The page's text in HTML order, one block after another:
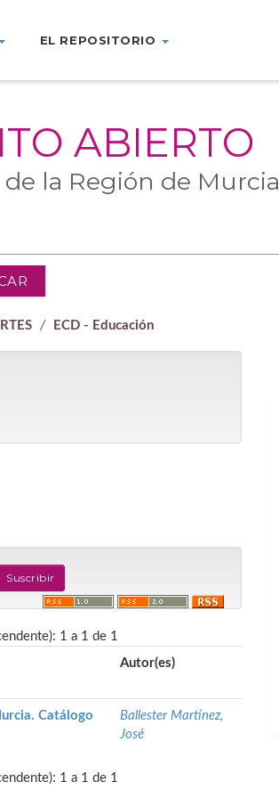
EL REPOSITORIO
ABIERTO
la Región de Murcia
ECD - Educación
1 a 1 de 1
Autor(es)
Catálogo
Ballester Martínez,
José
1 a 1 de 1